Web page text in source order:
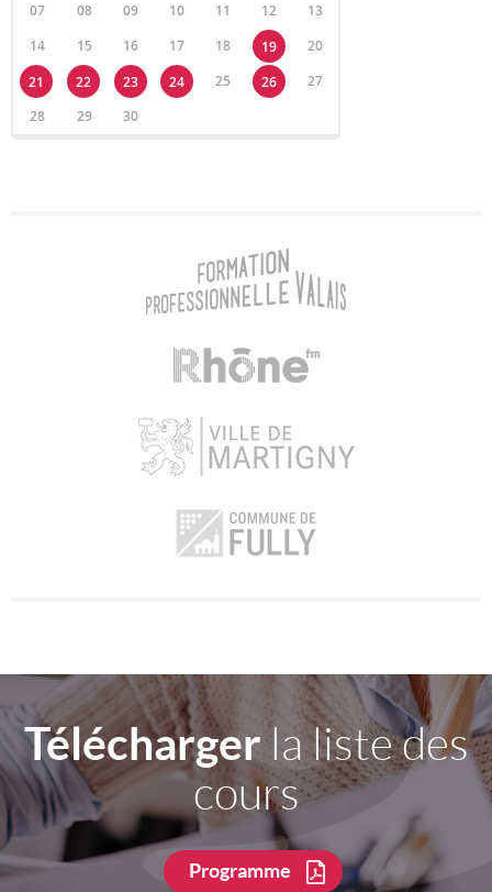
07
08 09 10 11 12
13
14
15 16 17 18 19
20
21
22 23 24 25 26
27
28
29 30
Téléchargerla liste des
cours
Programme